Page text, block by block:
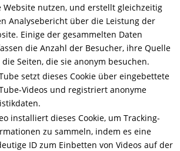
Website nutzen, und erstellt gleichzeitig
Analysebericht über die Leistung der
Einige der gesammelten Daten
die Anzahl der Besucher, ihre Quelle
Seiten, die sie anonym besuchen.
setzt dieses Cookie über eingebettete
Videos und registriert anonyme
installiert dieses Cookie, um Tracking-
zu sammeln, indem es eine
ID zum Einbetten von Videos auf der